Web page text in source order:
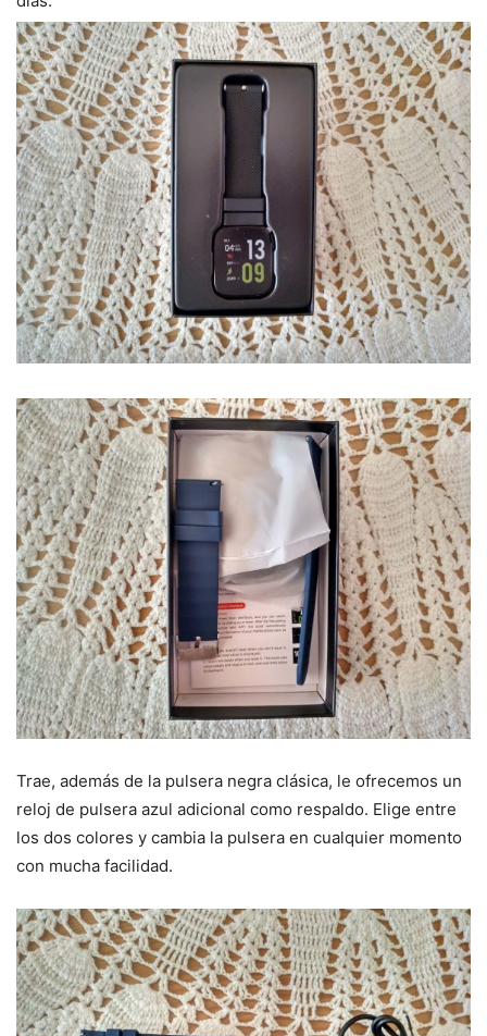
Trae, además de la pulsera negra clásica, le ofrecemos un
reloj de pulsera azul adicional como respaldo. Elige entre
los dos colores y cambia la pulsera en cualquier momento
con mucha facilidad.